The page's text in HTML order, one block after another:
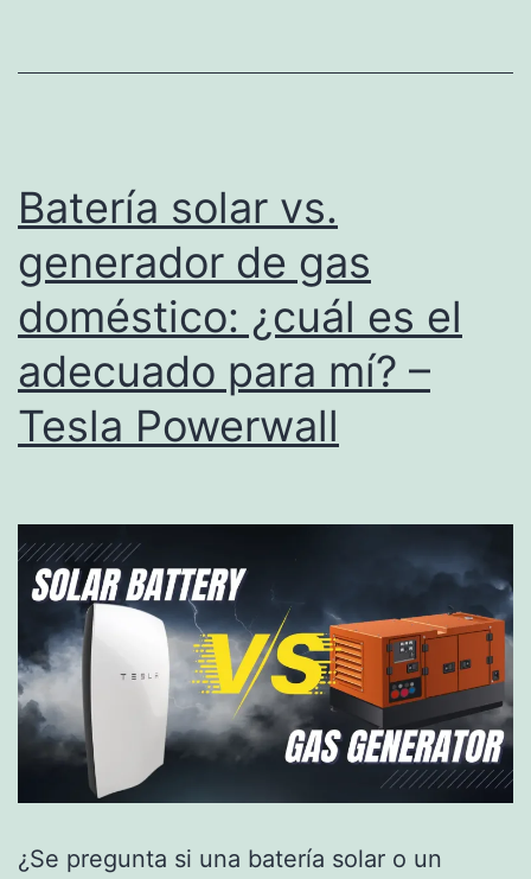
Batería solar vs.
generador de gas
doméstico: ¿cuál es el
adecuado para mí? –
Tesla Powerwall
¿Se pregunta si una batería solar o un